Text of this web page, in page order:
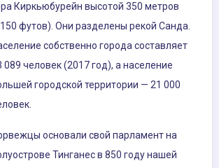
Киркьюбурейн высотой 350 метров
футов). Они разделены рекой Санда.
собственно города составляет
089 человек (2017 год), а население
городской территории — 21 000
основали свой парламент на
Тинганес в 850 году нашей